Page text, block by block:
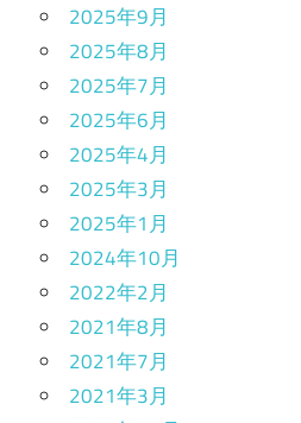
2025年9月
2025年8月
2025年7月
2025年6月
2025年4月
2025年3月
2025年1月
2024年10月
2022年2月
2021年8月
2021年7月
2021年3月